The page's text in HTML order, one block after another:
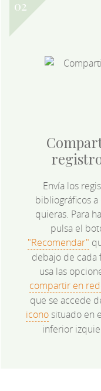
Envía los
bibliográficos a
quieras. Para
pulsa el
"Recomendar"
debajo de cada
usa las
compartir en
que se accede
iconosituado en
inferior